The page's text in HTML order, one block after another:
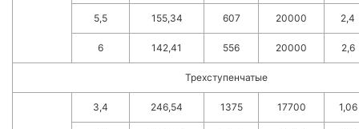
5,5 155,34 607 20000 2,4
6 142,41 556 20000 2,6
Трехступенчатые
3,4 246,54 1375 17700 1,06